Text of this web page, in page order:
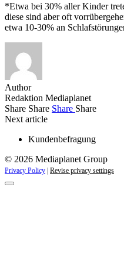
*Etwa bei 30% aller Kinder
diese sind aber oft
etwa 10-30% an
Author
Redaktion Mediaplanet
Share Share Share Share
Next article
Kundenbefragung
© 2026 Mediaplanet Group
Privacy Policy | Revise privacy settings